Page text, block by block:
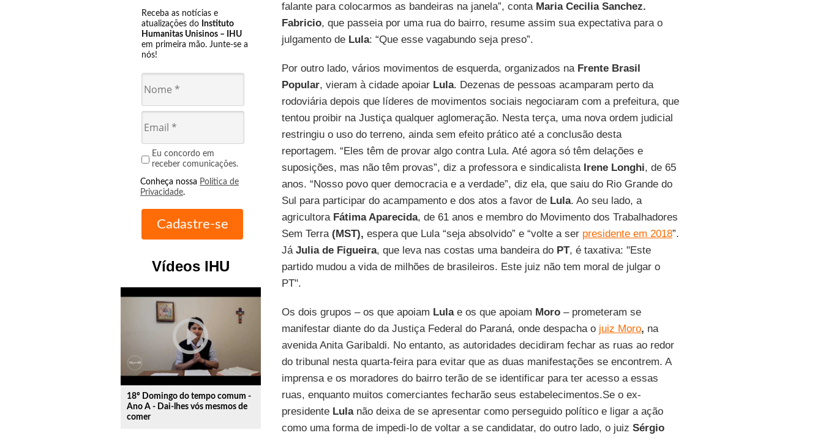
Receba as notícias e
atualizações do Instituto
Humanitas Unisinos – IHU
em primeira mão. Junte-se a
nós!
Eu concordo em
receber comunicações.
Conheça nossa Política de
Privacidade.
Vídeos IHU
play_circle_outline
18º Domingo do tempo comum -
Ano A - Dai-lhes vós mesmos de
comer
falante para colocarmos as bandeiras na janela”, conta Maria Cecilia Sanchez.
Fabricio, que passeia por uma rua do bairro, resume assim sua expectativa para o
julgamento de Lula: “Que esse vagabundo seja preso”.
Por outro lado, vários movimentos de esquerda, organizados naFrente Brasil
Popular, vieram à cidade apoiar Lula. Dezenas de pessoas acamparam perto da
rodoviária depois que líderes de movimentos sociais negociaram com a prefeitura, que
tentou proibir na Justiça qualquer aglomeração. Nesta terça, uma nova ordem judicial
restringiu o uso do terreno, ainda sem efeito prático até a conclusão desta
reportagem. “Eles têm de provar algo contra Lula. Até agora só têm delações e
suposições, mas não têm provas”, diz a professora e sindicalista Irene Longhi, de 65
anos. “Nosso povo quer democracia e a verdade”, diz ela, que saiu do Rio Grande do
Sul para participar do acampamento e dos atos a favor de Lula. Ao seu lado, a
agricultora Fátima Aparecida, de 61 anos e membro do Movimento dos Trabalhadores
Sem Terra (MST), espera que Lula “seja absolvido” e “volte a ser presidente em 2018”.
Já Julia de Figueira, que leva nas costas uma bandeira do PT, é taxativa: "Este
partido mudou a vida de milhões de brasileiros. Este juiz não tem moral de julgar o
PT".
Os dois grupos – os que apoiam Lulae os que apoiam Moro– prometeram se
manifestar diante do da Justiça Federal do Paraná, onde despacha o juiz Moro, na
avenida Anita Garibaldi. No entanto, as autoridades decidiram fechar as ruas ao redor
do tribunal nesta quarta-feira para evitar que as duas manifestações se encontrem. A
imprensa e os moradores do bairro terão de se identificar para ter acesso a essas
ruas, enquanto muitos comerciantes fecharão seus estabelecimentos.Se o ex-
presidente Lulanão deixa de se apresentar como perseguido político e ligar a ação
como uma forma de impedi-lo de voltar a se candidatar, do outro lado, o juiz Sérgio